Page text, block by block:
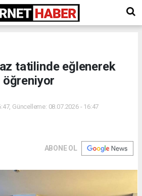
tatilinde eğlenerek
öğreniyor
Güncelleme: 08.07.2026 - 16:47
ABONE OL